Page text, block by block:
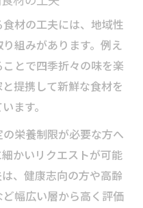
材の工夫には、地域性
組みがあります。例え
とで四季折々の味を楽
提携して新鮮な食材を
ます。
栄養制限が必要な方へ
かいリクエストが可能
、健康志向の方や高齢
幅広い層から高く評価